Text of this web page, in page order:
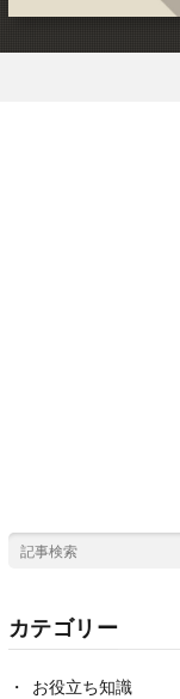
カテゴリー
お役立ち知識